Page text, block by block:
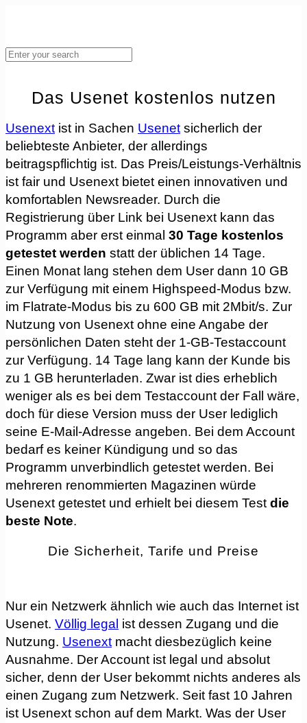
Das Usenet kostenlos nutzen
Usenext ist in Sachen Usenet sicherlich der
beliebteste Anbieter, der allerdings
beitragspflichtig ist. Das Preis/Leistungs-Verhältnis
ist fair und Usenext bietet einen innovativen und
komfortablen Newsreader. Durch die
Registrierung über Link bei Usenext kann das
Programm aber erst einmal 30 Tage kostenlos
getestet werden statt der üblichen 14 Tage.
Einen Monat lang stehen dem User dann 10 GB
zur Verfügung mit einem Highspeed-Modus bzw.
im Flatrate-Modus bis zu 600 GB mit 2Mbit/s. Zur
Nutzung von Usenext ohne eine Angabe der
persönlichen Daten steht der 1-GB-Testaccount
zur Verfügung. 14 Tage lang kann der Kunde bis
zu 1 GB herunterladen. Zwar ist dies erheblich
weniger als es bei dem Testaccount der Fall wäre,
doch für diese Version muss der User lediglich
seine E-Mail-Adresse angeben. Bei dem Account
bedarf es keiner Kündigung und so das
Programm unverbindlich getestet werden. Bei
mehreren renommierten Magazinen würde
Usenext getestet und erhielt bei diesem Test die
beste Note.
Die Sicherheit, Tarife und Preise
Nur ein Netzwerk ähnlich wie auch das Internet ist
Usenet. Völlig legal ist dessen Zugang und die
Nutzung. Usenextmacht diesbezüglich keine
Ausnahme. Der Account ist legal und absolut
sicher, denn der User bekommt nichts anderes als
einen Zugang zum Netzwerk. Seit fast 10 Jahren
ist Usenext schon auf dem Markt. Was der User